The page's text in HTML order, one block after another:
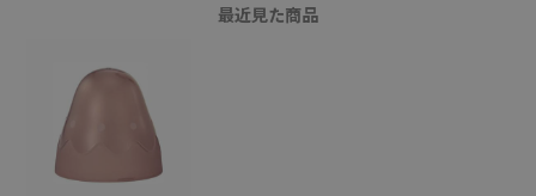
最近見た商品